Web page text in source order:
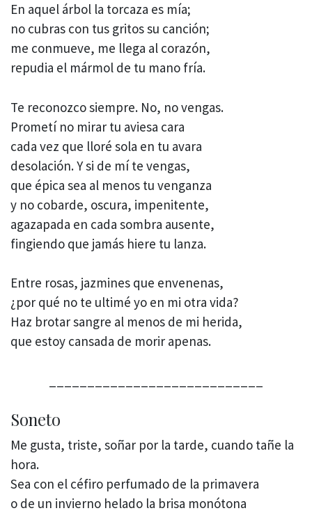
En aquel árbol la torcaza es mía;
no cubras con tus gritos su canción;
me conmueve, me llega al corazón,
repudia el mármol de tu mano fría.
Te reconozco siempre. No, no vengas.
Prometí no mirar tu aviesa cara
cada vez que lloré sola en tu avara
desolación. Y si de mí te vengas,
que épica sea al menos tu venganza
y no cobarde, oscura, impenitente,
agazapada en cada sombra ausente,
fingiendo que jamás hiere tu lanza.
Entre rosas, jazmines que envenenas,
¿por qué no te ultimé yo en mi otra vida?
Haz brotar sangre al menos de mi herida,
que estoy cansada de morir apenas.
Soneto
Me gusta, triste, soñar por la tarde, cuando tañe la
hora.
Sea con el céfiro perfumado de la primavera
o de un invierno helado la brisa monótona